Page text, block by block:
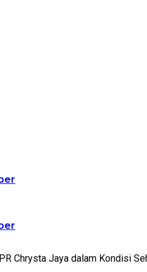
Chrysta Jaya dalam Kondisi